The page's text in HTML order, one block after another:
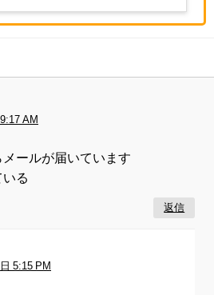
AM
ールが届いています
る
返信
5:15 PM